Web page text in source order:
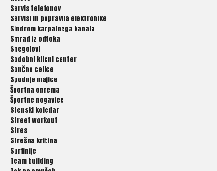
Servis telefonov
Servisi in popravila elektronike
Sindrom karpalnega kanala
Smrad iz odtoka
Snegolovi
Sodobni klicni center
Sončne celice
Spodnje majice
Športna oprema
Športne nogavice
Stenski koledar
Street workout
Stres
Strešna kritina
Surfinije
Team building